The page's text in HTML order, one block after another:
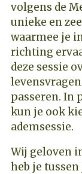
volgens de
unieke en
waarmee je
richting
deze sessie
passeren. In
kun je ook
ademsessie.
Wij geloven
heb je